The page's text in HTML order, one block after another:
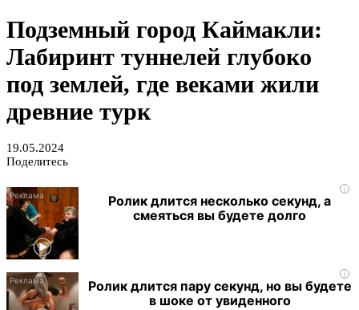
Подземный город Каймакли:
Лабиринт туннелей глубоко
под землей, где веками жили
древние турк
19.05.2024
Поделитесь
i
Ролик длится несколько секунд, а
смеяться вы будете долго
i
Ролик длится пару секунд, но вы будете
в шоке от увиденного